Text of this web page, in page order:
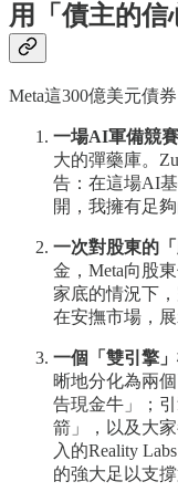
用「債主的
Meta這300億美元債
一場AI軍備競
大的彈藥庫。
告：在這場AI
開，我擁有足
一次對股東的
金，Meta向股
家底的情況下
在安撫市場，
一個「雙引擎
晰地分化為兩
告現金牛」；
箭」，以及大
入的Reality
的強大足以支